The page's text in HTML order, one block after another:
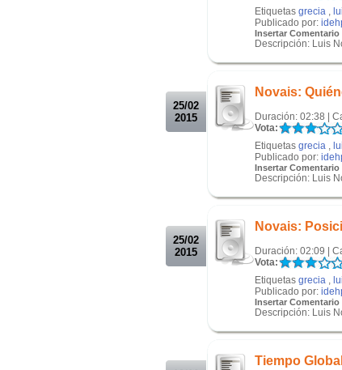
Etiquetas grecia ,
Publicado por:
Insertar Comentario
Descripción: Luis
25/02
2015
Novais:
Duración: 02:38 |
Vota:
Etiquetas grecia ,
Publicado por:
Insertar Comentario
Descripción: Luis
25/02
2015
Novais:
Duración: 02:09 |
Vota:
Etiquetas grecia ,
Publicado por:
Insertar Comentario
Descripción: Luis
Tiempo